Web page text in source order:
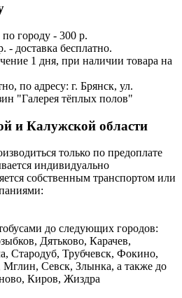
городу - 300 р.
- доставка бесплатно.
1 дня, при наличии товара на
по адресу: г. Брянск, ул.
"Галерея тёплых полов"
и Калужской области
только по предоплате
индивидуально
собственным транспортом или
до следующих городов:
Дятьково, Карачев,
Стародуб, Трубчевск, Фокино,
Севск, Злынка, а также до
Киров, Жиздра